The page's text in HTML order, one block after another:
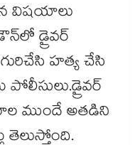
విషయాలు
డ్రైవ‌ర్
హ‌త్య చేసి
పోలీసులు.డ్రైవర్
ముందే అతడిని
తెలుస్తోంది.